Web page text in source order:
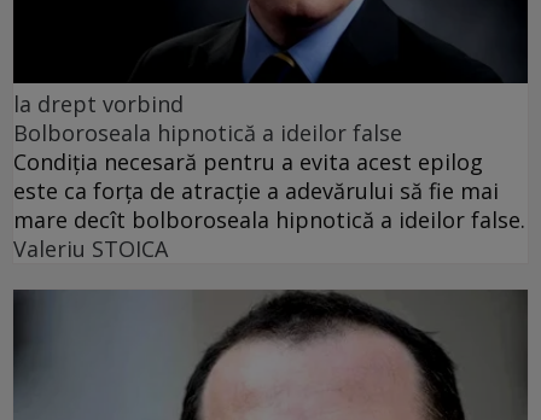
la drept vorbind
Bolboroseala hipnotică a ideilor false
Condiția necesară pentru a evita acest epilog
este ca forța de atracție a adevărului să fie mai
mare decît bolboroseala hipnotică a ideilor false.
Valeriu STOICA